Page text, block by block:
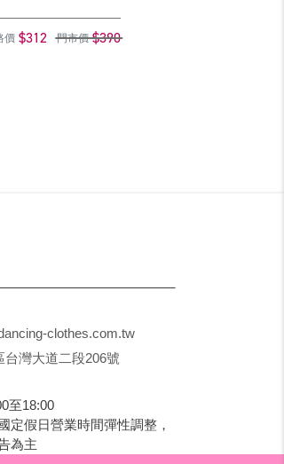
價 $312 門市價 $390
clothes.com.tw
台灣大道二段206號
至18:00
定假日營業時間彈性調整，
為主